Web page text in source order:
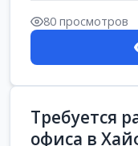
80 просмотров
Требуется
офиса в